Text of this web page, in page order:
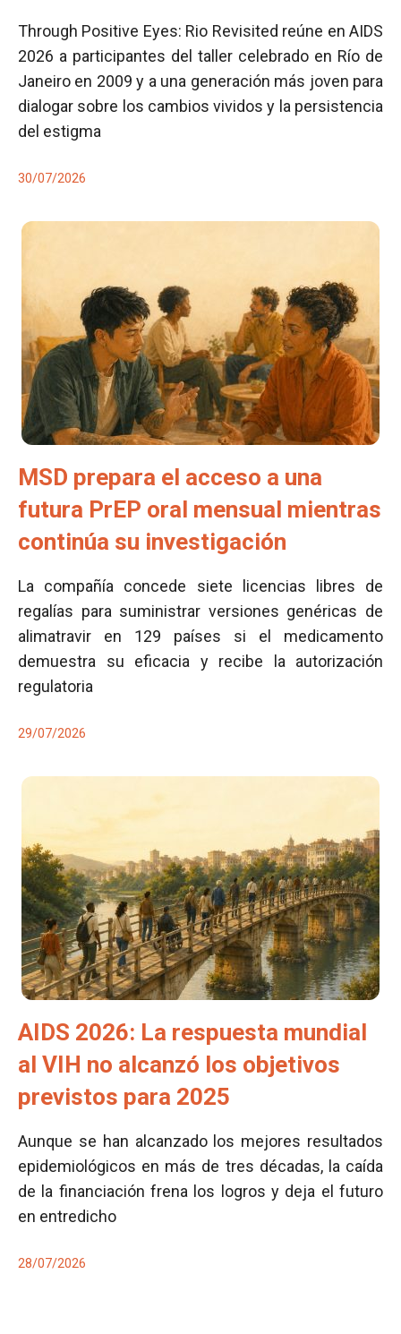
Through Positive Eyes: Rio Revisited reúne en AIDS
2026 a participantes del taller celebrado en Río de
Janeiro en 2009 y a una generación más joven para
dialogar sobre los cambios vividos y la persistencia
del estigma
30/07/2026
MSD prepara el acceso a una
futura PrEP oral mensual mientras
continúa su investigación
La compañía concede siete licencias libres de
regalías para suministrar versiones genéricas de
alimatravir en 129 países si el medicamento
demuestra su eficacia y recibe la autorización
regulatoria
29/07/2026
AIDS 2026: La respuesta mundial
al VIH no alcanzó los objetivos
previstos para 2025
Aunque se han alcanzado los mejores resultados
epidemiológicos en más de tres décadas, la caída
de la financiación frena los logros y deja el futuro
en entredicho
28/07/2026